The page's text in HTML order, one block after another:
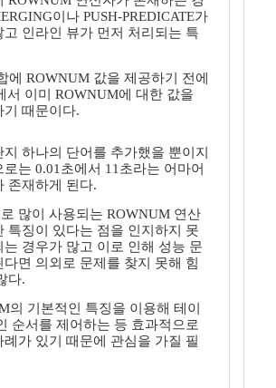
이나 PUSH-PREDICATE가
고 인라인 뷰가 먼저 처리되는 특
에 ROWNUM 값을 제공하기 전에
서 이미 ROWNUM에 대한 값을
기 때문이다.
지 하나의 단어를 추가했을 뿐이지
로는 0.01초에서 11초라는 어마어
존재하게 된다.
많이 사용되는 ROWNUM 연산
특징이 있다는 점을 인지하지 못
는 경우가 많고 이로 인해 성능 문
다면 의외로 문제를 찾지 못해 힘
다.
의 기본적인 특징을 이용해 테이
순서를 제어하는 등 효과적으로
례가 있기 때문에 관심을 가질 필